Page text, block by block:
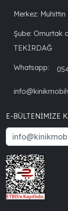
Merkez:
Şube: Omurtak
TEKİRDAĞ
Whatsapp:
E-BÜLTENIMIZE